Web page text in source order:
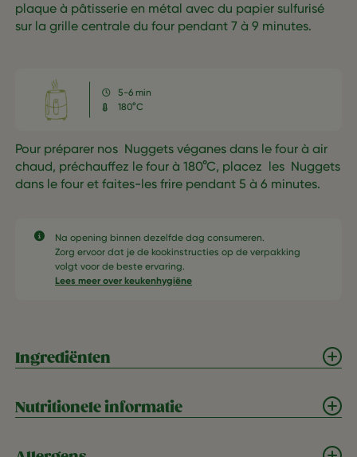
plaque à pâtisserie en métal avec du papier sulfurisé
sur la grille centrale du four pendant 7 à 9 minutes.
5-6 min
180°C
Pour préparer nos Nuggets véganes dans le four à air
chaud, préchauffez le four à 180°C, placez les Nuggets
dans le four et faites-les frire pendant 5 à 6 minutes.
Na opening binnen dezelfde dag consumeren.​
Zorg ervoor dat je de kookinstructies op de verpakking
volgt voor de beste ervaring.​
Lees meer over keukenhygiëne
Ingrediënten
Nutritionele informatie